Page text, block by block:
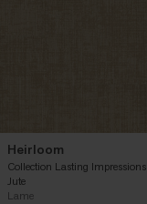
Heirloom
Collection Lasting Impressions
Jute
Lame